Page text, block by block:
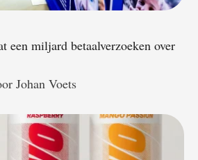
een miljard betaalverzoeken over
Johan Voets